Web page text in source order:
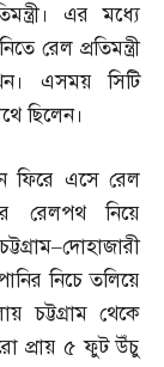
এর মধ্যে
রেল প্রতিমন্ত্রী
এসময় সিটি
ছিলেন।
ফিরে এসে রেল
রেলপথ নিয়ে
চট্টগ্রাম–দোহাজারী
নিচে তলিয়ে
চট্টগ্রাম থেকে
প্রায় ৫ ফুট উঁচু